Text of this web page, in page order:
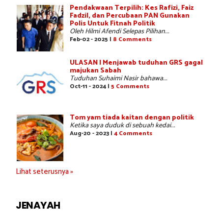
Pendakwaan Terpilih: Kes Rafizi, Faiz
Fadzil, dan Percubaan PAN Gunakan
Polis Untuk Fitnah Politik
Oleh Hilmi Afendi Selepas Pilihan...
Feb-02 - 2025 | 8 Comments
ULASAN | Menjawab tuduhan GRS gagal
majukan Sabah
Tuduhan Suhaimi Nasir bahawa...
Oct-11 - 2024 | 5 Comments
Tom yam tiada kaitan dengan politik
Ketika saya duduk di sebuah kedai...
Aug-20 - 2023 | 4 Comments
Lihat seterusnya »
JENAYAH